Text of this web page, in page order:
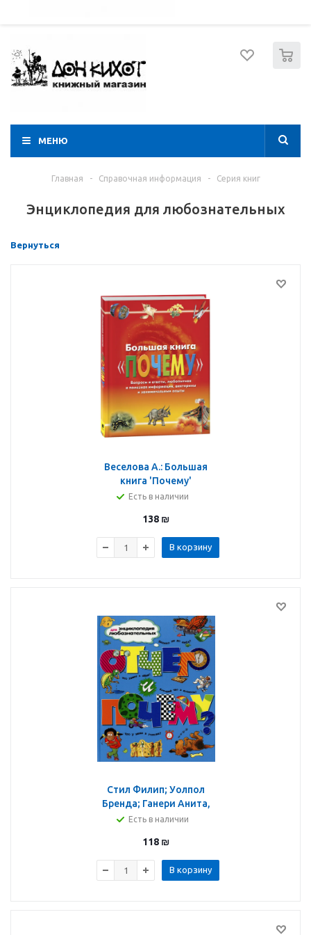
МЕНЮ
Главная - Справочная информация - Серия книг
Энциклопедия для любознательных
Вернуться
Веселова А.: Большая
книга 'Почему'
Есть в наличии
138 ₪
В корзину
Стил Филип; Уолпол
Бренда; Ганери Анита,
Чермен Эндрю, Флитвуд
Бриджит: Отчего и
почему?
Есть в наличии
118 ₪
В корзину